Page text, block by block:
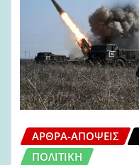
ΆΡΘΡΑ-ΑΠΌΨΕΙΣ
ΠΟΛΙΤΙΚΉ